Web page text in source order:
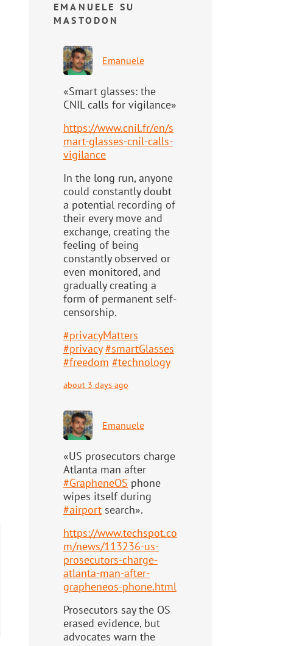
EMANUELE SU
MASTODON
Emanuele
«Smart glasses: the
CNIL calls for vigilance»
https://www.cnil.fr/en/s
mart-glasses-cnil-calls-
vigilance
In the long run, anyone
could constantly doubt
a potential recording of
their every move and
exchange, creating the
feeling of being
constantly observed or
even monitored, and
gradually creating a
form of permanent self-
censorship.
#privacyMatters
#privacy #smartGlasses
#freedom #technology
about 3 days ago
Emanuele
«US prosecutors charge
Atlanta man after
#GrapheneOS phone
wipes itself during
#airport search».
https://www.techspot.co
m/news/113236-us-
prosecutors-charge-
atlanta-man-after-
grapheneos-phone.html
Prosecutors say the OS
erased evidence, but
advocates warn the